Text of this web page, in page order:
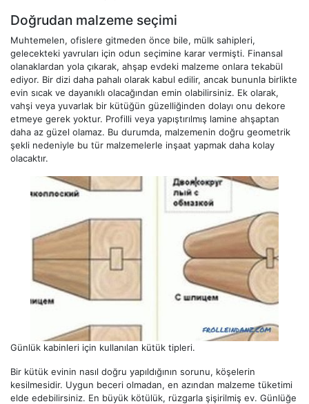
Doğrudan malzeme seçimi
Muhtemelen, ofislere gitmeden önce bile, mülk sahipleri,
gelecekteki yavruları için odun seçimine karar vermişti. Finansal
olanaklardan yola çıkarak, ahşap evdeki malzeme onlara tekabül
ediyor. Bir dizi daha pahalı olarak kabul edilir, ancak bununla birlikte
evin sıcak ve dayanıklı olacağından emin olabilirsiniz. Ek olarak,
vahşi veya yuvarlak bir kütüğün güzelliğinden dolayı onu dekore
etmeye gerek yoktur. Profilli veya yapıştırılmış lamine ahşaptan
daha az güzel olamaz. Bu durumda, malzemenin doğru geometrik
şekli nedeniyle bu tür malzemelerle inşaat yapmak daha kolay
olacaktır.
Günlük kabinleri için kullanılan kütük tipleri.
Bir kütük evinin nasıl doğru yapıldığının sorunu, köşelerin
kesilmesidir. Uygun beceri olmadan, en azından malzeme tüketimi
elde edebilirsiniz. En büyük kötülük, rüzgarla şişirilmiş ev. Günlüğe